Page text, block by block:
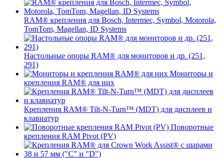
RAM® крепления для Bosch, Intermec, Symbol, Motorola,
TomTom, Magellan, ID Systems
Настольные опоры RAM® для мониторов и др. (251,
291)
Мониторы и
крепления RAM® для них
Крепления RAM® Tilt-N-Turn™ (MDT) для дисплеев и
клавиатур
Поворотные
крепления RAM Pivot (PV)